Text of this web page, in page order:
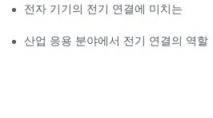
전자 기기의 전기 연결에 미치는 기술
산업 응용 분야에서 전기 연결의 역할